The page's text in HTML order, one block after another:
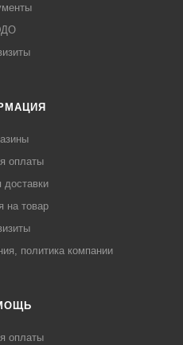
оплаты
доставки
на товар
политика компании
оплаты